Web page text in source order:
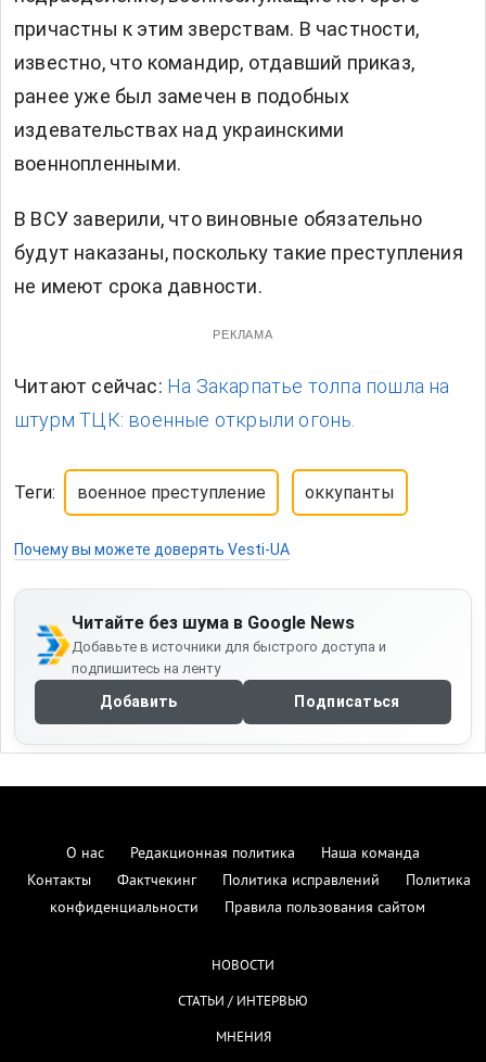
причастны к этим зверствам. В частности,
известно, что командир, отдавший приказ,
ранее уже был замечен в подобных
издевательствах над украинскими
военнопленными.
В ВСУ заверили, что виновные обязательно
будут наказаны, поскольку такие преступления
не имеют срока давности.
РЕКЛАМА
Читают сейчас: На Закарпатье толпа пошла на
штурм ТЦК: военные открыли огонь.
Теги: военное преступление оккупанты
Почему вы можете доверять Vesti-UA
Читайте без шума в Google News
Добавьте в источники для быстрого доступа и
подпишитесь на ленту
Добавить Подписаться
О нас Редакционная политика
Наша команда
Контакты
Фактчекинг Политика исправлений
Политика
конфиденциальности
Правила пользования сайтом
НОВОСТИ
СТАТЬИ / ИНТЕРВЬЮ
МНЕНИЯ